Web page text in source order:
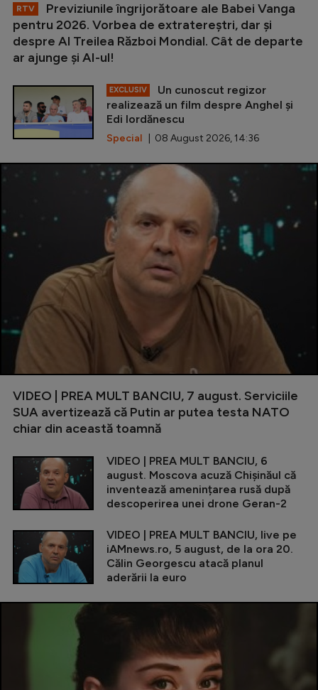
RTV
Previziunile îngrijorătoare ale Babei Vanga
pentru 2026. Vorbea de extratereștri, dar și
despre Al Treilea Război Mondial. Cât de departe
ar ajunge și AI-ul!
EXCLUSIV
Un cunoscut regizor
realizează un film despre Anghel și
Edi Iordănescu
Special | 08 August 2026, 14:36
VIDEO | PREA MULT BANCIU, 7 august. Serviciile
SUA avertizează că Putin ar putea testa NATO
chiar din această toamnă
VIDEO | PREA MULT BANCIU, 6
august. Moscova acuză Chișinăul că
inventează amenințarea rusă după
descoperirea unei drone Geran-2
VIDEO | PREA MULT BANCIU, live pe
iAMnews.ro, 5 august, de la ora 20.
Călin Georgescu atacă planul
aderării la euro